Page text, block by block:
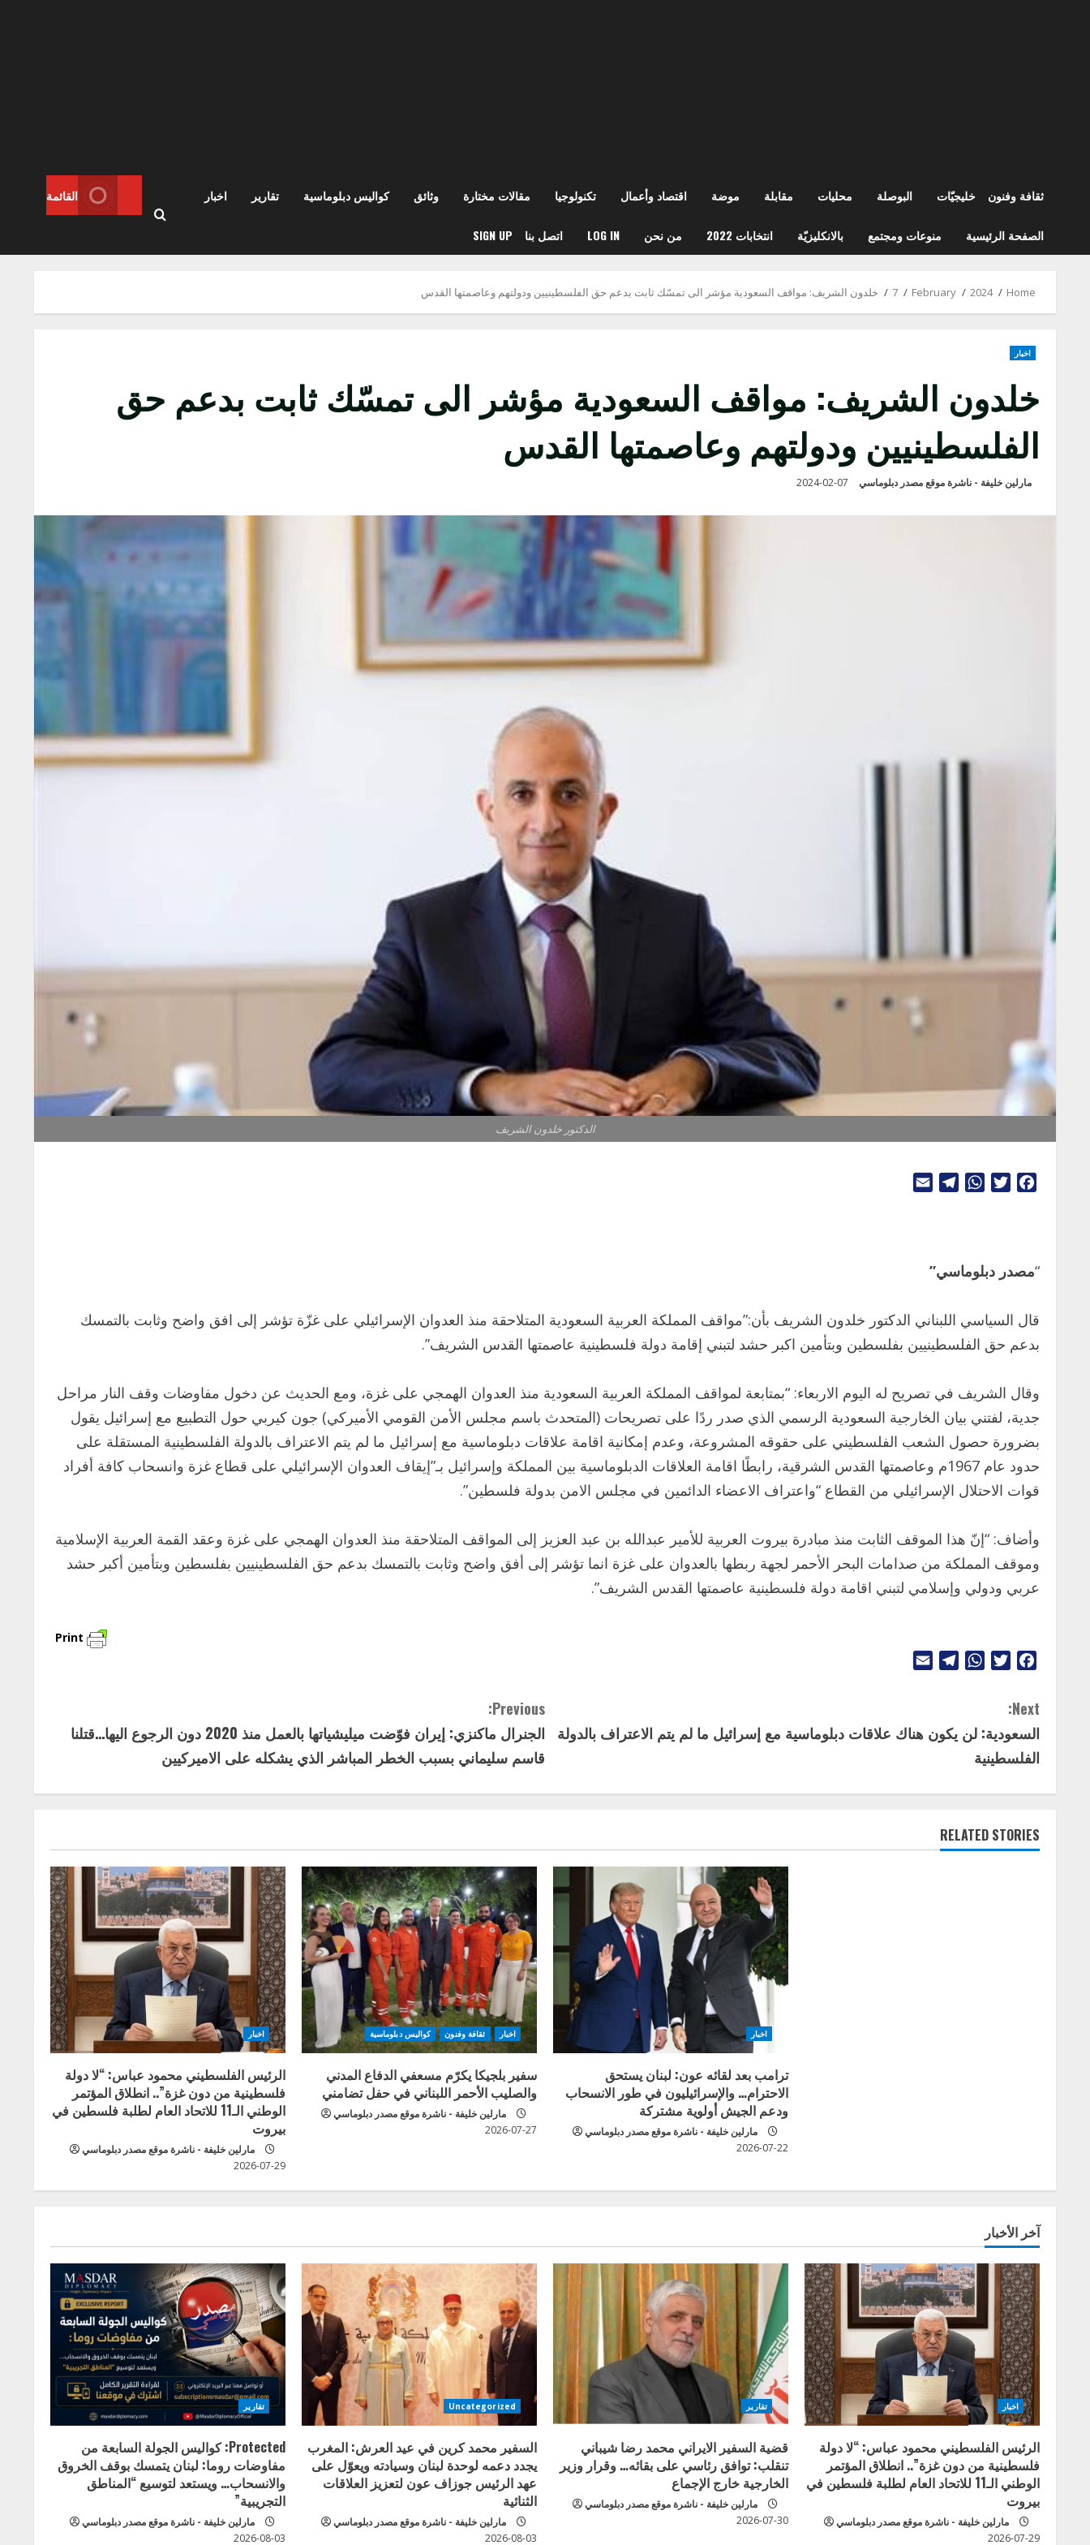
ثقافة وفنون خليجيّات البوصلة محليات مقابلة موضة اقتصاد وأعمال تكنولوجيا مقالات مختارة وثائق كواليس دبلوماسية تقارير اخبار
الصفحة الرئيسية منوعات ومجتمع بالانكليزيّة انتخابات 2022 من نحن LOG IN اتصل بنا SIGN UP
القائمة
Home
2024
February
7 خلدون الشريف: مواقف السعودية مؤشر الى تمسّك ثابت بدعم حق الفلسطينيين ودولتهم وعاصمتها القدس
اخبار
خلدون الشريف: مواقف السعودية مؤشر الى تمسّك ثابت بدعم حق
الفلسطينيين ودولتهم وعاصمتها القدس
مارلين خليفة - ناشرة موقع مصدر دبلوماسي 2024-02-07
الدكتور خلدون الشريف
Facebook
Twitter
WhatsApp
Telegram
“مصدر دبلوماسي”
قال السياسي اللبناني الدكتور خلدون الشريف بأن:”مواقف المملكة العربية السعودية المتلاحقة منذ العدوان الإسرائيلي على غزّة تؤشر إلى افق واضح وثابت بالتمسك
بدعم حق الفلسطينيين بفلسطين وبتأمين اكبر حشد لتبني إقامة دولة فلسطينية عاصمتها القدس الشريف”.
وقال الشريف في تصريح له اليوم الاربعاء: “بمتابعة لمواقف المملكة العربية السعودية منذ العدوان الهمجي على غزة، ومع الحديث عن دخول مفاوضات وقف النار مراحل
جدية، لفتني بيان الخارجية السعودية الرسمي الذي صدر ردًا على تصريحات (المتحدث باسم مجلس الأمن القومي الأميركي) جون كيربي حول التطبيع مع إسرائيل يقول
بضرورة حصول الشعب الفلسطيني على حقوقه المشروعة، وعدم إمكانية اقامة علاقات دبلوماسية مع إسرائيل ما لم يتم الاعتراف بالدولة الفلسطينية المستقلة على
حدود عام 1967م وعاصمتها القدس الشرقية، رابطًا اقامة العلاقات الدبلوماسية بين المملكة وإسرائيل بـ”إيقاف العدوان الإسرائيلي على قطاع غزة وانسحاب كافة أفراد
قوات الاحتلال الإسرائيلي من القطاع “واعتراف الاعضاء الدائمين في مجلس الامن بدولة فلسطين”.
وأضاف: “إنّ هذا الموقف الثابت منذ مبادرة بيروت العربية للأمير عبدالله بن عبد العزيز إلى المواقف المتلاحقة منذ العدوان الهمجي على غزة وعقد القمة العربية الإسلامية
وموقف المملكة من صدامات البحر الأحمر لجهة ربطها بالعدوان على غزة انما تؤشر إلى أفق واضح وثابت بالتمسك بدعم حق الفلسطينيين بفلسطين وبتأمين أكبر حشد
عربي ودولي وإسلامي لتبني اقامة دولة فلسطينية عاصمتها القدس الشريف”.
Facebook
Twitter
WhatsApp
Telegram
C
o
i
g
Previous:
الجنرال ماكنزي: إيران فوّضت ميليشياتها بالعمل منذ 2020 دون الرجوع اليها…قتلنا
قاسم سليماني بسبب الخطر المباشر الذي يشكله على الاميركيين
Next:
السعودية: لن يكون هناك علاقات دبلوماسية مع إسرائيل ما لم يتم الاعتراف بالدولة
الفلسطينية
RELATED STORIES
اخبار
الرئيس الفلسطيني محمود عباس: “لا دولة
فلسطينية من دون غزة”.. انطلاق المؤتمر
الوطني الـ11 للاتحاد العام لطلبة فلسطين في
بيروت
مارلين خليفة - ناشرة موقع مصدر دبلوماسي
2026-07-29
اخبار ثقافة وفنون كواليس دبلوماسية
سفير بلجيكا يكرّم مسعفي الدفاع المدني
والصليب الأحمر اللبناني في حفل تضامني
مارلين خليفة - ناشرة موقع مصدر دبلوماسي
2026-07-27
اخبار
ترامب بعد لقائه عون: لبنان يستحق
الاحترام… والإسرائيليون في طور الانسحاب
ودعم الجيش أولوية مشتركة
مارلين خليفة - ناشرة موقع مصدر دبلوماسي
2026-07-22
آخر الأخبار
تقارير
Protected: كواليس الجولة السابعة من
مفاوضات روما: لبنان يتمسك بوقف الخروق
والانسحاب… ويستعد لتوسيع “المناطق
التجريبية”
مارلين خليفة - ناشرة موقع مصدر دبلوماسي
2026-08-03
Uncategorized
السفير محمد كرين في عيد العرش: المغرب
يجدد دعمه لوحدة لبنان وسيادته ويعوّل على
عهد الرئيس جوزاف عون لتعزيز العلاقات
الثنائية
مارلين خليفة - ناشرة موقع مصدر دبلوماسي
2026-08-03
تقارير
قضية السفير الايراني محمد رضا شيباني
تنقلب: توافق رئاسي على بقائه… وقرار وزير
الخارجية خارج الإجماع
مارلين خليفة - ناشرة موقع مصدر دبلوماسي
2026-07-30
اخبار
الرئيس الفلسطيني محمود عباس: “لا دولة
فلسطينية من دون غزة”.. انطلاق المؤتمر
الوطني الـ11 للاتحاد العام لطلبة فلسطين في
بيروت
مارلين خليفة - ناشرة موقع مصدر دبلوماسي
2026-07-29